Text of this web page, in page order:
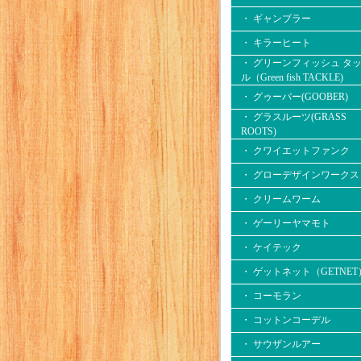
・ ギャンブラー
・ キラーヒート
・ グリーンフィッシュ タ
ル（Green fish TACKLE)
・ グゥーバー(GOOBER)
・ グラスルーツ(GRASS
ROOTS)
・ クワイエットファンク
・ グローデザインワークス
・ クリームワーム
・ ゲーリーヤマモト
・ ケイテック
・ ゲットネット（GETNET
・ コーモラン
・ コットンコーデル
・ サウザンルアー